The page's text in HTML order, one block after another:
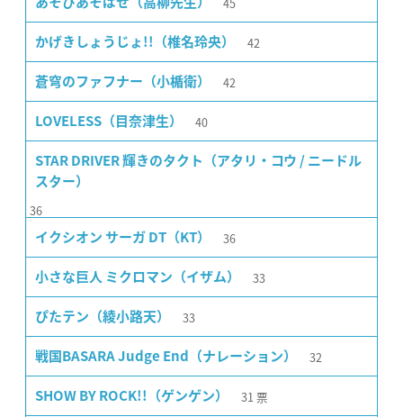
かげきしょうじょ!!（椎名玲央） 42
蒼穹のファフナー（小楯衛） 42
LOVELESS（目奈津生） 40
STAR DRIVER 輝きのタクト（アタリ・コウ / ニードル
スター）
36
イクシオン サーガ DT（KT） 36
小さな巨人 ミクロマン（イザム） 33
ぴたテン（綾小路天） 33
戦国BASARA Judge End（ナレーション） 32
SHOW BY ROCK!!（ゲンゲン） 31 票